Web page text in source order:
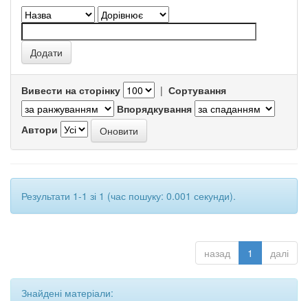
Вивести на сторінку | Сортування
Впорядкування
Автори
Результати 1-1 зі 1 (час пошуку: 0.001 секунди).
назад 1 далі
Знайдені матеріали: